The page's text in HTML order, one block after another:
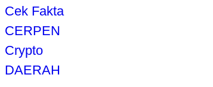
Cek Fakta
CERPEN
Crypto
DAERAH